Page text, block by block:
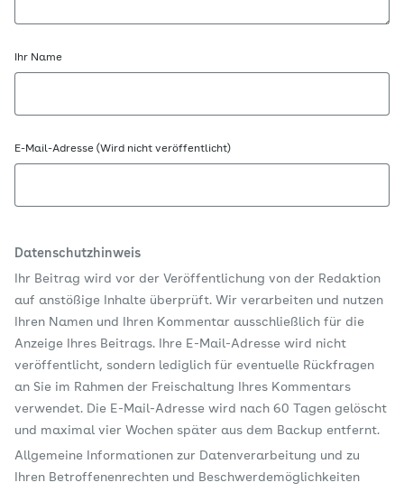
Ihr Name
E-Mail-Adresse (Wird nicht veröffentlicht)
Datenschutzhinweis
Ihr Beitrag wird vor der Veröffentlichung von der Redaktion
auf anstößige Inhalte überprüft. Wir verarbeiten und nutzen
Ihren Namen und Ihren Kommentar ausschließlich für die
Anzeige Ihres Beitrags. Ihre E-Mail-Adresse wird nicht
veröffentlicht, sondern lediglich für eventuelle Rückfragen
an Sie im Rahmen der Freischaltung Ihres Kommentars
verwendet. Die E-Mail-Adresse wird nach 60 Tagen gelöscht
und maximal vier Wochen später aus dem Backup entfernt.
Allgemeine Informationen zur Datenverarbeitung und zu
Ihren Betroffenenrechten und Beschwerdemöglichkeiten